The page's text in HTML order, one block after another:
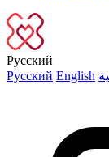
Русский
Русский English